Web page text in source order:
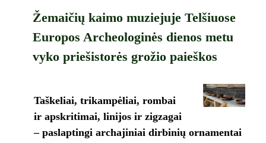
Žemaičių kaimo muziejuje Telšiuose
Europos Archeologinės dienos metu
vyko priešistorės grožio paieškos
Taškeliai, trikampėliai, rombai
ir apskritimai, linijos ir zigzagai
– paslaptingi archajiniai dirbinių ornamentai